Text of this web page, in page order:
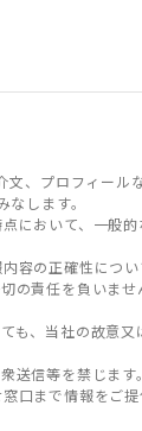
、プロフィール
します。
において、一般
容の正確性につ
の責任を負いま
も、当社の故意
送信等を禁じます
口まで情報をご